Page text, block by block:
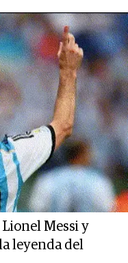
Lionel Messi y
leyenda del